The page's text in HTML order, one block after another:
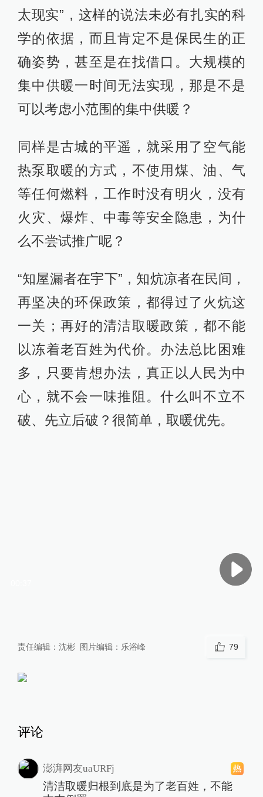
太现实”，这样的说法未必有扎实的科
学的依据，而且肯定不是保民生的正
确姿势，甚至是在找借口。大规模的
集中供暖一时间无法实现，那是不是
可以考虑小范围的集中供暖？
同样是古城的平遥，就采用了空气能
热泵取暖的方式，不使用煤、油、气
等任何燃料，工作时没有明火，没有
火灾、爆炸、中毒等安全隐患，为什
么不尝试推广呢？
“知屋漏者在宇下”，知炕凉者在民间，
再坚决的环保政策，都得过了火炕这
一关；再好的清洁取暖政策，都不能
以冻着老百姓为代价。办法总比困难
多，只要肯想办法，真正以人民为中
心，就不会一味推阻。什么叫不立不
破、先立后破？很简单，取暖优先。
责任编辑： 沈彬 图片编辑： 乐浴峰 79
评论
澎湃网友uaURFj
清洁取暖归根到底是为了老百姓，不能